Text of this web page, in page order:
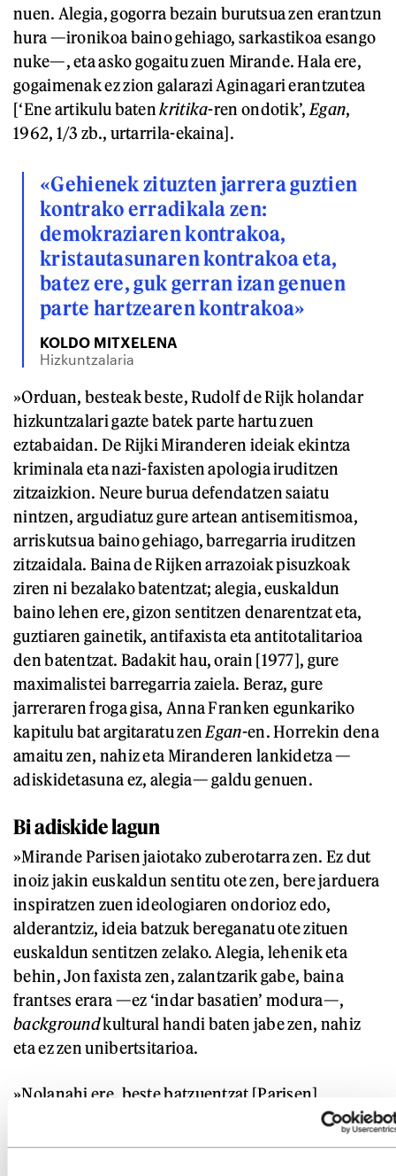
nuen. Alegia, gogorra bezain burutsua zen erantzun
hura —ironikoa baino gehiago, sarkastikoa esango
nuke—, eta asko gogaitu zuen Mirande. Hala ere,
gogaimenak ez zion galarazi Aginagari erantzutea
[‘Ene artikulu batenkritika-ren ondotik’, Egan,
1962, 1/3 zb., urtarrila-ekaina].
«Gehienek zituzten jarrera guztien
kontrako erradikala zen:
demokraziaren kontrakoa,
kristautasunaren kontrakoa eta,
batez ere, guk gerran izan genuen
parte hartzearen kontrakoa»
KOLDO MITXELENA
Hizkuntzalaria
»Orduan, besteak beste, Rudolf de Rijk holandar
hizkuntzalari gazte batek parte hartu zuen
eztabaidan. De Rijki Miranderen ideiak ekintza
kriminala eta nazi-faxisten apologia iruditzen
zitzaizkion. Neure burua defendatzen saiatu
nintzen, argudiatuz gure artean antisemitismoa,
arriskutsua baino gehiago, barregarria iruditzen
zitzaidala. Baina de Rijken arrazoiak pisuzkoak
ziren ni bezalako batentzat; alegia, euskaldun
baino lehen ere, gizon sentitzen denarentzat eta,
guztiaren gainetik, antifaxista eta antitotalitarioa
den batentzat. Badakit hau, orain [1977], gure
maximalistei barregarria zaiela. Beraz, gure
jarreraren froga gisa, Anna Franken egunkariko
kapitulu bat argitaratu zen Egan-en. Horrekin dena
amaitu zen, nahiz eta Miranderen lankidetza —
adiskidetasuna ez, alegia— galdu genuen.
Bi adiskide lagun
»Mirande Parisen jaiotako zuberotarra zen. Ez dut
inoiz jakin euskaldun sentitu ote zen, bere jarduera
inspiratzen zuen ideologiaren ondorioz edo,
alderantziz, ideia batzuk bereganatu ote zituen
euskaldun sentitzen zelako. Alegia, lehenik eta
behin, Jon faxista zen, zalantzarik gabe, baina
frantses erara —ez ‘indar basatien’ modura—,
backgroundkultural handi baten jabe zen, nahiz
eta ez zen unibertsitarioa.
»Nolanahi ere, beste batzuentzat [Parisen]
Liberazioa [1944] izan zena eta gero, Mirandek
harreman handia izan zuen erbesteko jendearekin,